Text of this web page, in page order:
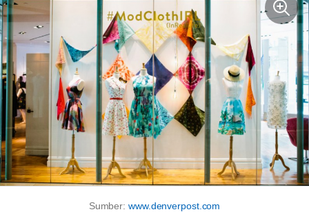
Sumber: www.denverpost.com